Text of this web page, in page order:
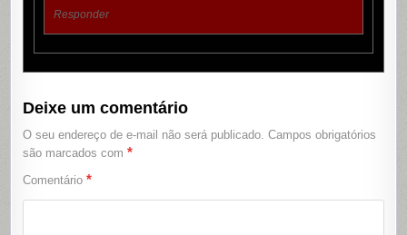
Responder
Deixe um comentário
O seu endereço de e-mail não será publicado. Campos obrigatórios
são marcados com*
Comentário*